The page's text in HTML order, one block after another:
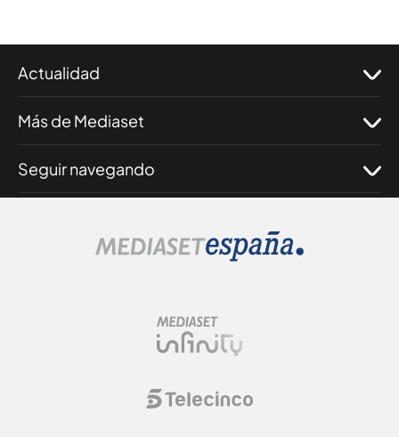
Actualidad
Más de Mediaset
Seguir navegando